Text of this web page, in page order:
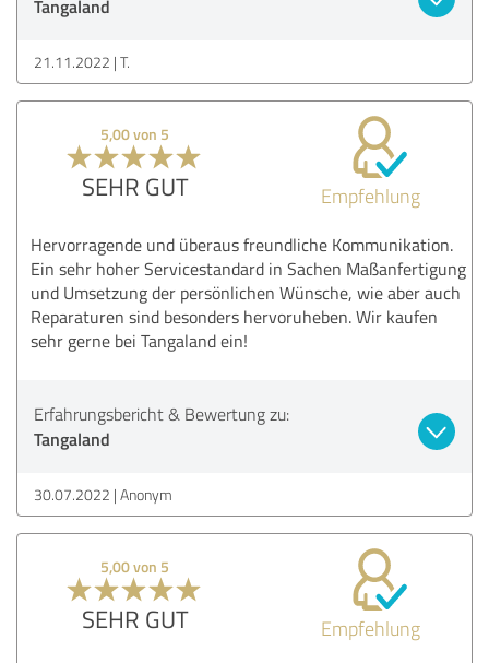
Tangaland
21.11.2022 T.
5,00 von 5
SEHR GUT Empfehlung
Hervorragende und überaus freundliche Kommunikation.
Ein sehr hoher Servicestandard in Sachen Maßanfertigung
und Umsetzung der persönlichen Wünsche, wie aber auch
Reparaturen sind besonders hervoruheben. Wir kaufen
sehr gerne bei Tangaland ein!
Erfahrungsbericht & Bewertung zu:
Tangaland
30.07.2022 Anonym
5,00 von 5
SEHR GUT Empfehlung